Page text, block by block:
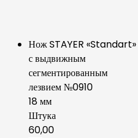
Нож STAYER «Standart»
с выдвижным
сегментированным
лезвием №0910
18 мм
Штука
60,00